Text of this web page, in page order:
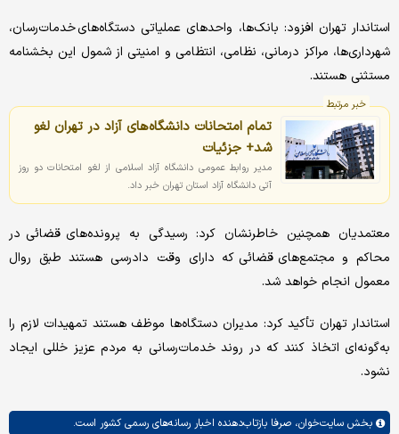
استاندار تهران افزود: بانک‌ها، واحدهای عملیاتی دستگاه‌های خدمات‌رسان،
شهرداری‌ها، مراکز درمانی، نظامی، انتظامی و امنیتی از شمول این بخشنامه
مستثنی هستند.
خبر مرتبط
تمام امتحانات دانشگاه‌های آزاد در تهران لغو
شد+ جزئیات
مدیر روابط عمومی دانشگاه آزاد اسلامی از لغو امتحانات دو روز
آتی دانشگاه آزاد استان تهران خبر داد.
معتمدیان همچنین خاطرنشان کرد: رسیدگی به پرونده‌های قضائی در
محاکم و مجتمع‌های قضائی که دارای وقت دادرسی هستند طبق روال
معمول انجام خواهد شد.
استاندار تهران تأکید کرد: مدیران دستگاه‌ها موظف هستند تمهیدات لازم را
به‌گونه‌ای اتخاذ کنند که در روند خدمات‌رسانی به مردم عزیز خللی ایجاد
نشود.
بخش سایت‌خوان، صرفا بازتاب‌دهنده اخبار رسانه‌های رسمی کشور است.